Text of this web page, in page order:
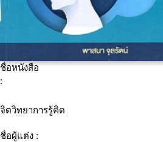
ชื่อหนังสือ
:
จิตวิทยาการรู้คิด
ชื่อผู้แต่ง :